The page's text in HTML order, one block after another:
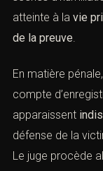
C. Loyauté
et vie privée
l’auteur
constituer, pour la
des scènes
portent atteinte à
la loyauté de la